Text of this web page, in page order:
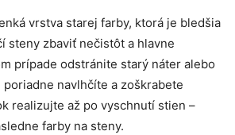
vrstva starej farby, ktorá je bledšia
steny zbaviť nečistôt a hlavne
prípade odstránite starý náter alebo
navlhčíte a zoškrabete
realizujte až po vyschnutí stien –
farby na steny.